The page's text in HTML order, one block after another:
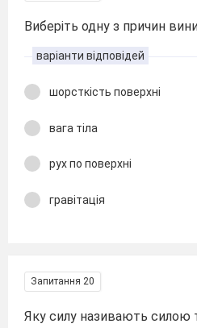
Виберіть одну з причин
варіанти відповідей
шорсткість поверхні
вага тіла
рух по поверхні
гравітація
Запитання 20
Яку силу називають силою